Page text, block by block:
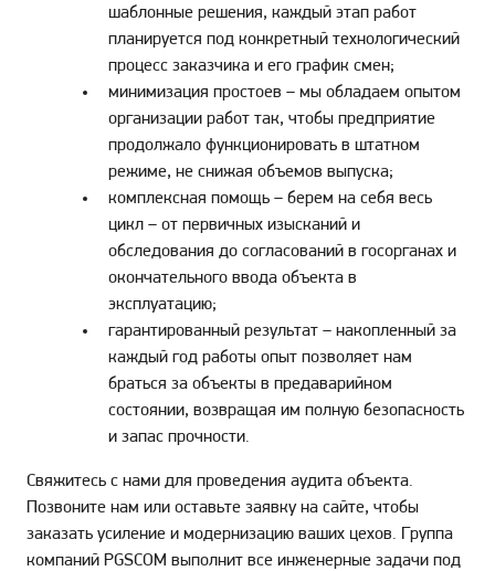
шаблонные решения, каждый этап работ
планируется под конкретный технологический
процесс заказчика и его график смен;
минимизация простоев – мы обладаем опытом
организации работ так, чтобы предприятие
продолжало функционировать в штатном
режиме, не снижая объемов выпуска;
комплексная помощь – берем на себя весь
цикл – от первичных изысканий и
обследования до согласований в госорганах и
окончательного ввода объекта в
эксплуатацию;
гарантированный результат – накопленный за
каждый год работы опыт позволяет нам
браться за объекты в предаварийном
состоянии, возвращая им полную безопасность
и запас прочности.
Свяжитесь с нами для проведения аудита объекта.
Позвоните нам или оставьте заявку на сайте, чтобы
заказать усиление и модернизацию ваших цехов. Группа
компаний PGSCOM выполнит все инженерные задачи под